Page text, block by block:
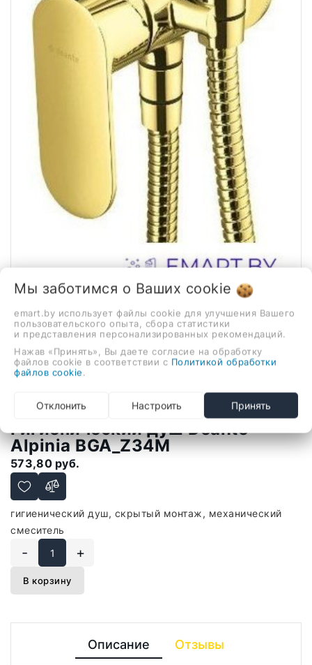
1 / 2
В наличии
Гигиенический душ Deante
Alpinia BGA_Z34M
573,80 руб.
гигиенический душ, скрытый монтаж, механический
смеситель
- +
В корзину
Описание Отзывы
Мы заботимся о Ваших cookie
emart.by использует файлы cookie для улучшения Вашего
пользовательского опыта, сбора статистики
и представления персонализированных рекомендаций.
Нажав «Принять», Вы даете согласие на обработку
файлов cookie в соответствии с Политикой обработки
файлов cookie
Отклонить Настроить Принять